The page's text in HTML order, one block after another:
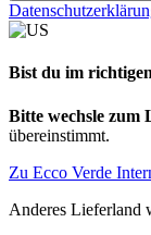
Bist du im
Bitte wechsle zum
übereinstimmt.
Zu Ecco Verde
Anderes Lieferland